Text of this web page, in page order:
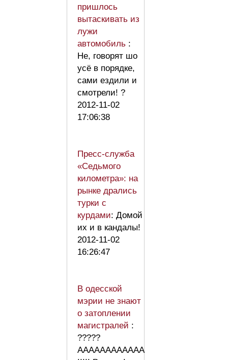
пришлось
вытаскивать из
лужи
автомобиль :
Не, говорят шо
усё в порядке,
сами ездили и
смотрели! ?
2012-11-02
17:06:38
Пресс-служба
«Седьмого
километра»: на
рынке дрались
турки с
курдами: Домой
их и в кандалы!
2012-11-02
16:26:47
В одесской
мэрии не знают
о затоплении
магистралей :
?????
AAAAAAAAAAAA